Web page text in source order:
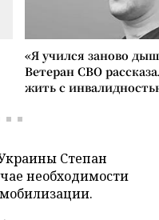
«Я учился заново
Ветеран СВО
жить с
Степан
необходимости